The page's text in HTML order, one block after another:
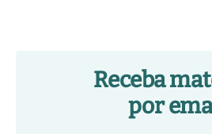
Receba
por